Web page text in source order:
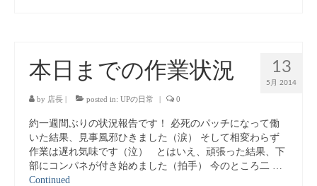
13
5月 2014
本日までの作業状況
by 店長 | posted in: UPの日常 | 0
約一週間ぶりの状況報告です！ 必死のパッチになって働
いた結果、見事風邪ひきました（涙） そして相変わらず
作業は遅れ気味です（泣） とはいえ、頑張った結果、下
部にコンパネが付き始めました（拍手） 今のところ二 …
Continued